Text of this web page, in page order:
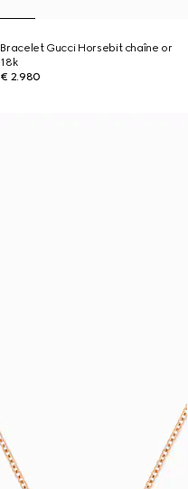
Bracelet Gucci Horsebit chaîne or
18k
€ 2.980